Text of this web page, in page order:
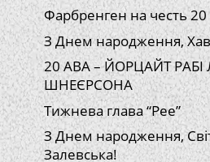
Фарбренген на честь
З Днем народження,
20 АВА – ЙОРЦАЙТ РАБІ
ШНЕЄРСОНА
Тижнева глава “Рее”
З Днем народження,
Залевська!